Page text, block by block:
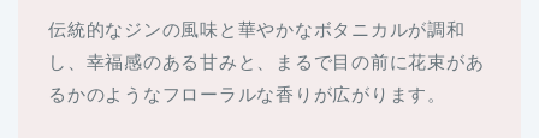
伝統的なジンの風味と華やかなボタニカルが調和
し、幸福感のある甘みと、まるで目の前に花束があ
るかのようなフローラルな香りが広がります。